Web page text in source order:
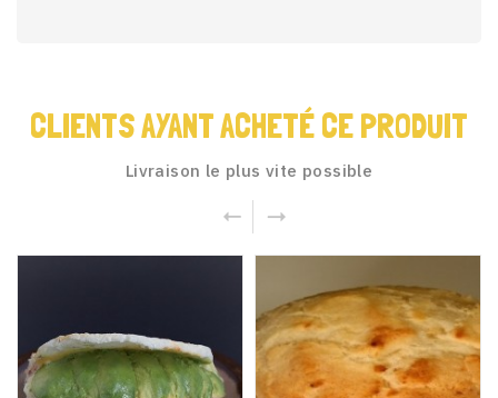
CLIENTS AYANT ACHETÉ CE PRODUIT
Livraison le plus vite possible